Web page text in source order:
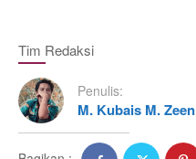
Tim Redaksi
Penulis:
M. Kubais M. Zeen